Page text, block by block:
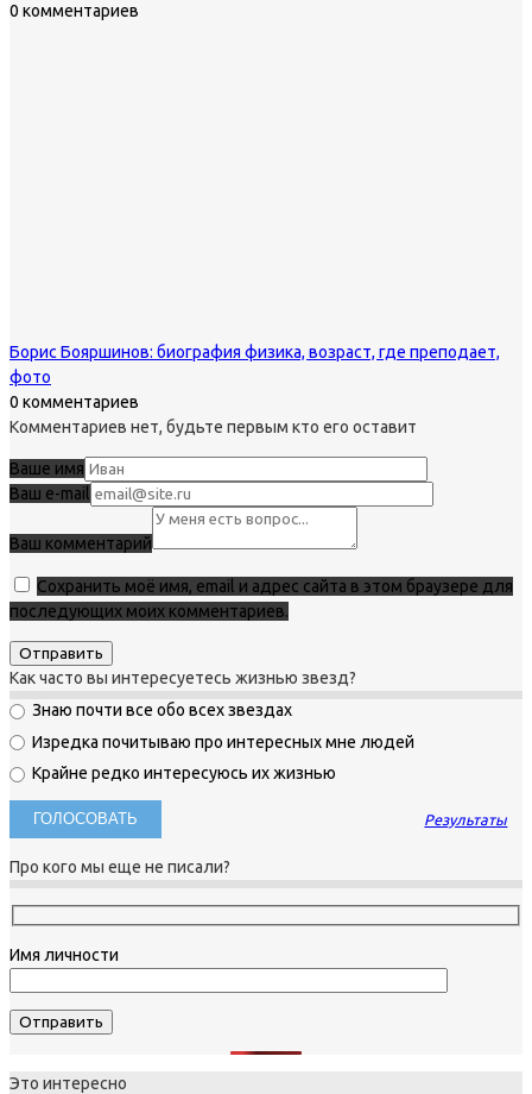
0 комментариев
Борис Бояршинов: биография физика, возраст, где преподает,
фото
0 комментариев
Комментариев нет, будьте первым кто его оставит
Ваше имя
Ваш e-mail
Ваш комментарий
Сохранить моё имя, email и адрес сайта в этом браузере для
последующих моих комментариев.
Как часто вы интересуетесь жизнью звезд?
Знаю почти все обо всех звездах
Изредка почитываю про интересных мне людей
Крайне редко интересуюсь их жизнью
Результаты
Про кого мы еще не писали?
Имя личности
Это интересно